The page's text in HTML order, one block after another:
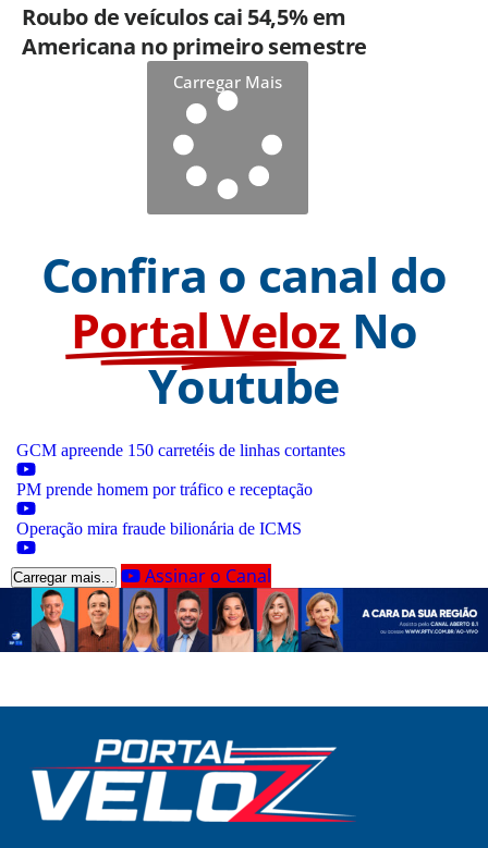
Roubo de veículos cai 54,5% em
Americana no primeiro semestre
Carregar Mais
Confira o canal do
Portal Veloz No
Youtube
GCM apreende 150 carretéis de linhas cortantes
PM prende homem por tráfico e receptação
Operação mira fraude bilionária de ICMS
Carregar mais... Assinar o Canal